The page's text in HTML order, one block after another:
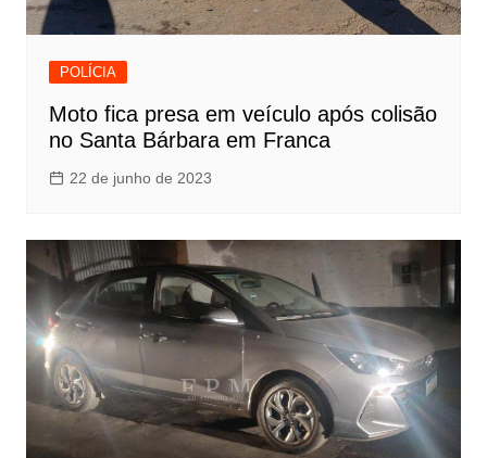
POLÍCIA
Moto fica presa em veículo após colisão
no Santa Bárbara em Franca
22 de junho de 2023